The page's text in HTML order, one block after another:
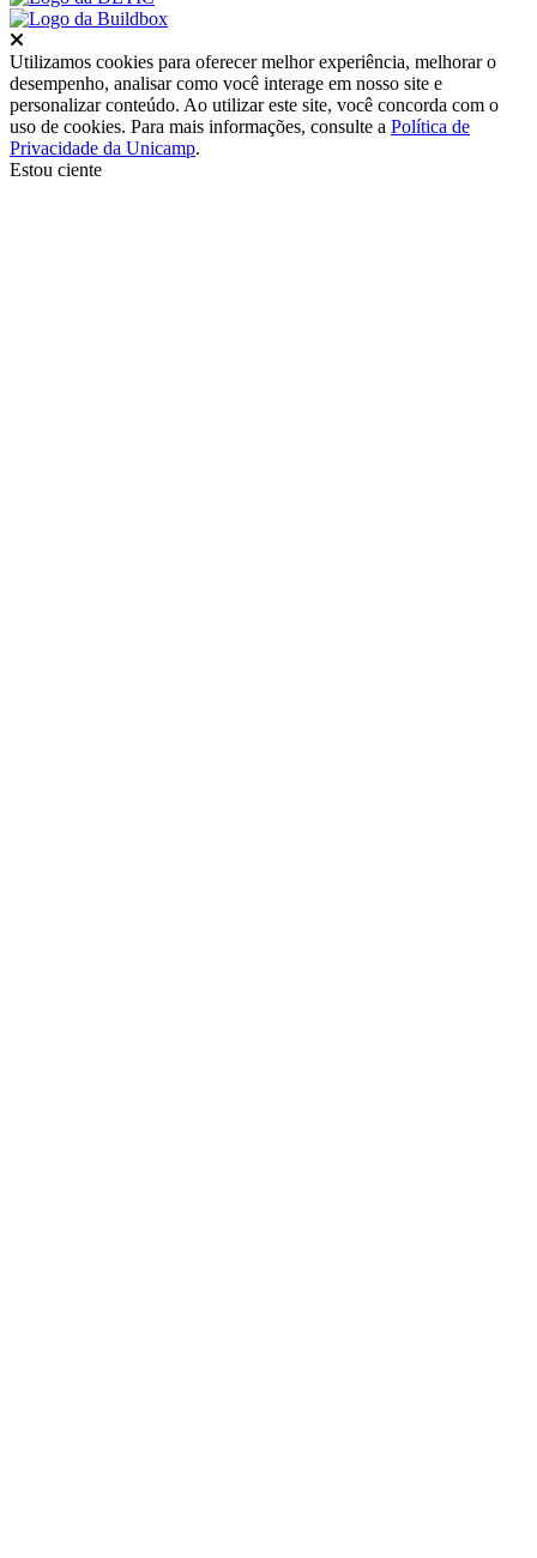
Utilizamos cookies para oferecer melhor experiência, melhorar o
desempenho, analisar como você interage em nosso site e
personalizar conteúdo. Ao utilizar este site, você concorda com o
uso de cookies. Para mais informações, consulte a Política de
Privacidade da Unicamp.
Estou ciente